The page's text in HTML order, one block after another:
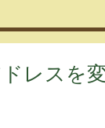
レスを